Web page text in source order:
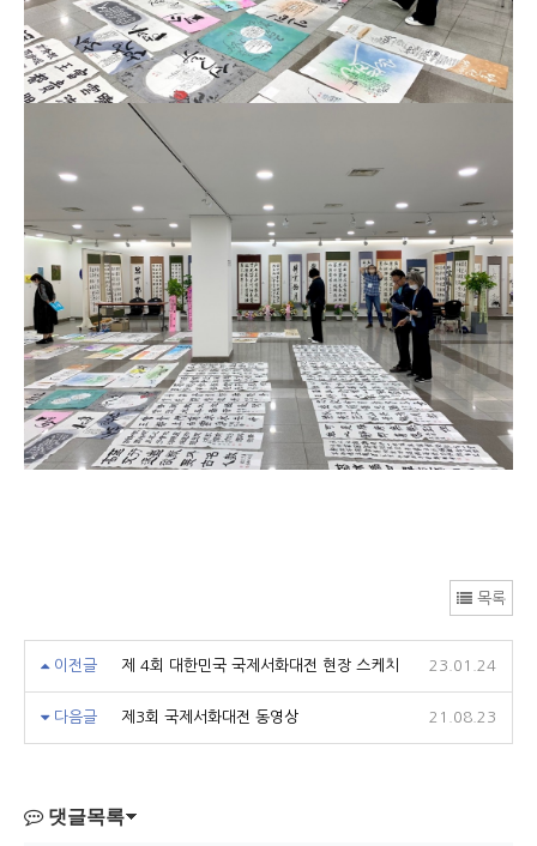
목록
이전글 제 4회 대한민국 국제서화대전 현장 스케치 23.01.24
다음글 제3회 국제서화대전 동영상 21.08.23
댓글목록